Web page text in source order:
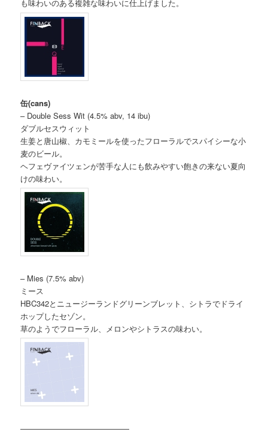
も味わいのある複雑な味わいに仕上げました。
缶(cans)
– Double Sess Wit (4.5% abv, 14 ibu)
ダブルセスウィット
生姜と唐山椒、カモミールを使ったフローラルでスパイシーな小
麦のビール。
ヘフェヴァイツェンが苦手な人にも飲みやすい飽きの来ない夏向
けの味わい。
– Mies (7.5% abv)
ミース
HBC342とニュージーランドグリーンブレット、シトラでドライ
ホップしたセゾン。
草のようでフローラル、メロンやシトラスの味わい。
——————————————